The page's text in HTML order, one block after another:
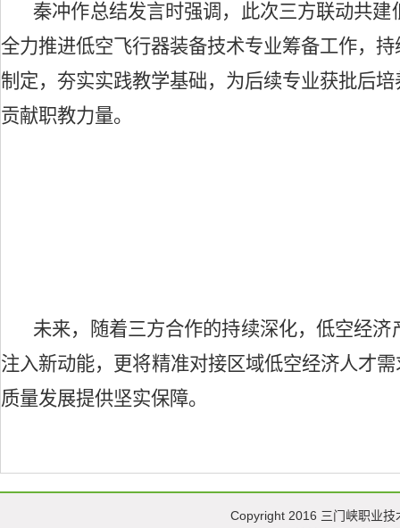
秦冲作总结发言时强调，此次三方联动共
全力推进低空飞行器装备技术专业筹备工作，
制定，夯实实践教学基础，为后续专业获批后
贡献职教力量。
未来，随着三方合作的持续深化，低空经
注入新动能，更将精准对接区域低空经济人才
质量发展提供坚实保障。
Copyright 2016 三门峡职业